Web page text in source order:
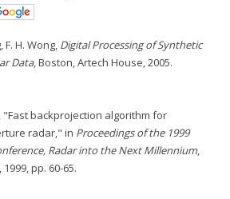
F. H. Wong, Digital Processing of Synthetic
Data, Boston, Artech House, 2005.
"Fast backprojection algorithm for
radar," in Proceedings of the 1999
Radar into the Next Millennium,
pp. 60-65.